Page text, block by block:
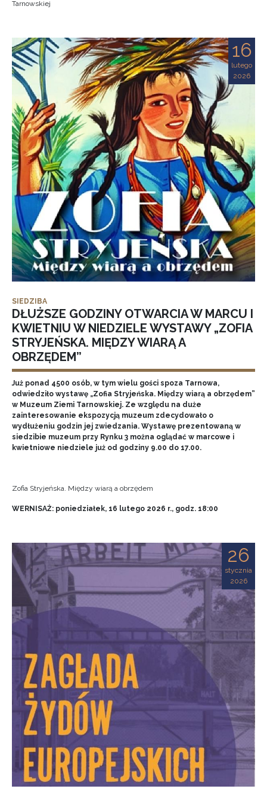
Tarnowskiej
16
lutego
2026
SIEDZIBA
DŁUŻSZE GODZINY OTWARCIA W MARCU I
KWIETNIU W NIEDZIELE WYSTAWY „ZOFIA
STRYJEŃSKA. MIĘDZY WIARĄ A
OBRZĘDEM”
Już ponad 4500 osób, w tym wielu gości spoza Tarnowa,
odwiedziło wystawę „Zofia Stryjeńska. Między wiarą a obrzędem”
w Muzeum Ziemi Tarnowskiej. Ze względu na duże
zainteresowanie ekspozycją muzeum zdecydowało o
wydłużeniu godzin jej zwiedzania. Wystawę prezentowaną w
siedzibie muzeum przy Rynku 3 można oglądać w marcowe i
kwietniowe niedziele już od godziny 9.00 do 17.00.
Zofia Stryjeńska. Między wiarą a obrzędem
WERNISAŻ: poniedziałek, 16 lutego 2026 r., godz. 18:00
26
stycznia
2026